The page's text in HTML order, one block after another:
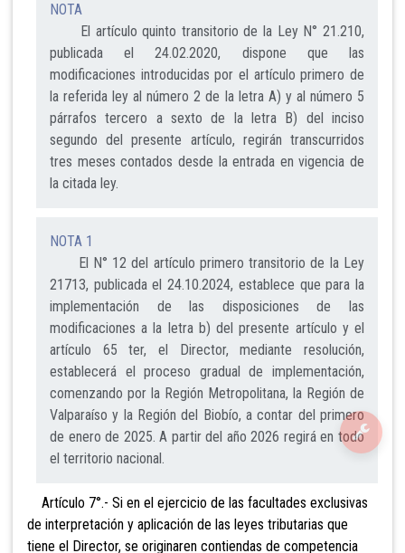
NOTA
El artículo quinto transitorio de la Ley N° 21.210,
publicada el 24.02.2020, dispone que las
modificaciones introducidas por el artículo primero de
la referida ley al número 2 de la letra A) y al número 5
párrafos tercero a sexto de la letra B) del inciso
segundo del presente artículo, regirán transcurridos
tres meses contados desde la entrada en vigencia de
la citada ley.
NOTA 1
El N° 12 del artículo primero transitorio de la Ley
21713, publicada el 24.10.2024, establece que para la
implementación de las disposiciones de las
modificaciones a la letra b) del presente artículo y el
artículo 65 ter, el Director, mediante resolución,
establecerá el proceso gradual de implementación,
comenzando por la Región Metropolitana, la Región de
Valparaíso y la Región del Biobío, a contar del primero
de enero de 2025. A partir del año 2026 regirá en todo
el territorio nacional.
Artículo 7°.- Si en el ejercicio de las facultades exclusivas
de interpretación y aplicación de las leyes tributarias que
tiene el Director, se originaren contiendas de competencia